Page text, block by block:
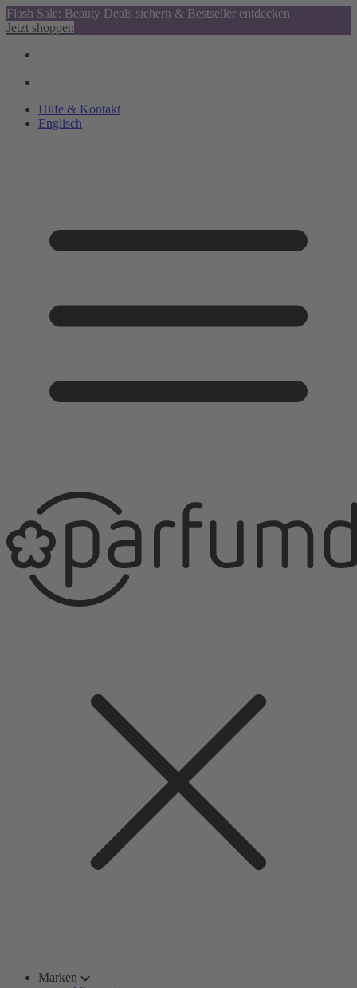
Flash Sale: Beauty Deals sichern & Bestseller entdecken
Jetzt shoppen
Hilfe & Kontakt
Englisch
Marken